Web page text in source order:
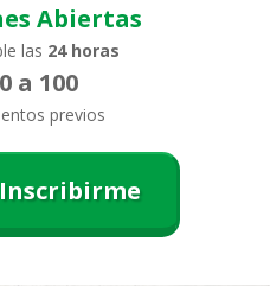
Abiertas
las 24 horas
a 100
previos
Inscribirme